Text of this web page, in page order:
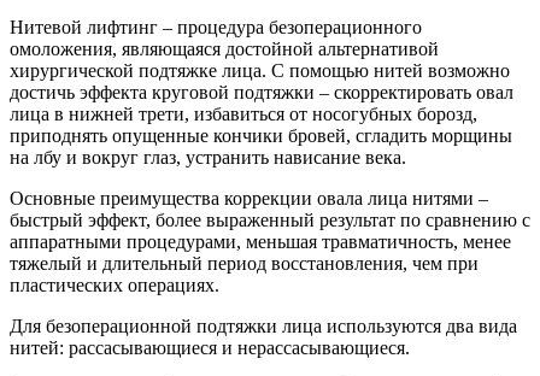
Нитевой лифтинг – процедура безоперационного
омоложения, являющаяся достойной альтернативой
хирургической подтяжке лица. С помощью нитей возможно
достичь эффекта круговой подтяжки – скорректировать овал
лица в нижней трети, избавиться от носогубных борозд,
приподнять опущенные кончики бровей, сгладить морщины
на лбу и вокруг глаз, устранить нависание века.
Основные преимущества коррекции овала лица нитями –
быстрый эффект, более выраженный результат по сравнению с
аппаратными процедурами, меньшая травматичность, менее
тяжелый и длительный период восстановления, чем при
пластических операциях.
Для безоперационной подтяжки лица используются два вида
нитей: рассасывающиеся и нерассасывающиеся.